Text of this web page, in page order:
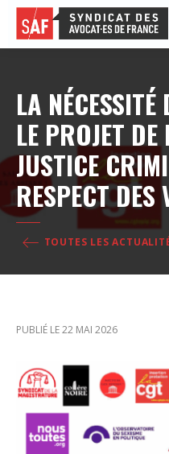
LA NÉCESSITÉ
LE PROJET
JUSTICE
RESPECT DES
TOUTES LES
PUBLIÉ LE 22 MAI 2026